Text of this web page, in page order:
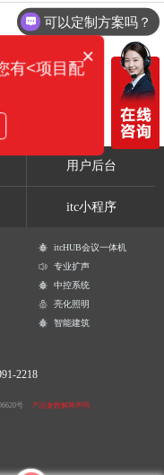
用户后台
itc小程序
itcHUB会议一体机
专业扩声
中控系统
亮化照明
智能建筑
2218
号 产品参数解释声明
可以定制方案吗？
×
有<项目配